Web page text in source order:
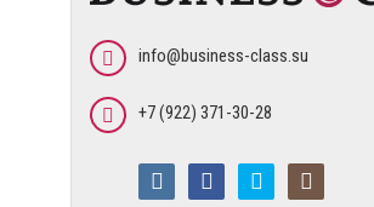
info@business-class.su
+7 (922) 371-30-28